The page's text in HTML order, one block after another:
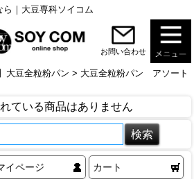
｜大豆専科ソイコム
お問い合わせ
大豆全粒粉パン > 大豆全粒粉パン アソート
ている商品はありません
イページ カート